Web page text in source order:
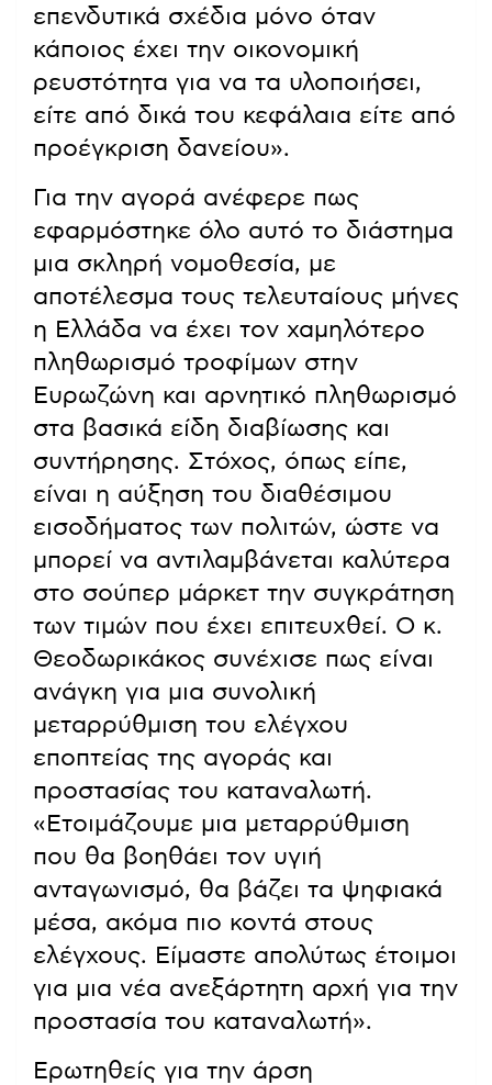
επενδυτικά σχέδια μόνο όταν
κάποιος έχει την οικονομική
ρευστότητα για να τα υλοποιήσει,
είτε από δικά του κεφάλαια είτε από
προέγκριση δανείου».
Για την αγορά ανέφερε πως
εφαρμόστηκε όλο αυτό το διάστημα
μια σκληρή νομοθεσία, με
αποτέλεσμα τους τελευταίους μήνες
η Ελλάδα να έχει τον χαμηλότερο
πληθωρισμό τροφίμων στην
Ευρωζώνη και αρνητικό πληθωρισμό
στα βασικά είδη διαβίωσης και
συντήρησης. Στόχος, όπως είπε,
είναι η αύξηση του διαθέσιμου
εισοδήματος των πολιτών, ώστε να
μπορεί να αντιλαμβάνεται καλύτερα
στο σούπερ μάρκετ την συγκράτηση
των τιμών που έχει επιτευχθεί. Ο κ.
Θεοδωρικάκος συνέχισε πως είναι
ανάγκη για μια συνολική
μεταρρύθμιση του ελέγχου
εποπτείας της αγοράς και
προστασίας του καταναλωτή.
«Ετοιμάζουμε μια μεταρρύθμιση
που θα βοηθάει τον υγιή
ανταγωνισμό, θα βάζει τα ψηφιακά
μέσα, ακόμα πιο κοντά στους
ελέγχους. Είμαστε απολύτως έτοιμοι
για μια νέα ανεξάρτητη αρχή για την
προστασία του καταναλωτή».
Ερωτηθείς για την άρση